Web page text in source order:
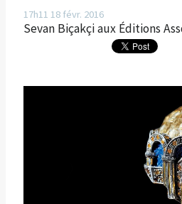
17h11 18 févr. 2016
Sevan Biçakçi aux Éditions